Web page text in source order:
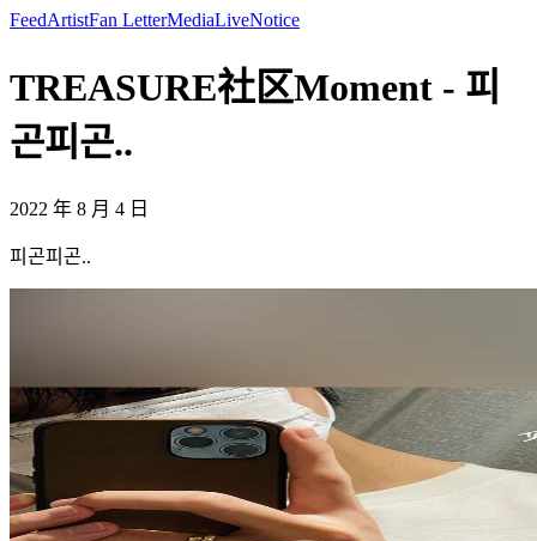
FeedArtistFan LetterMediaLiveNotice
TREASURE社区Moment - 피
곤피곤..
2022 年 8 月 4 日
피곤피곤..